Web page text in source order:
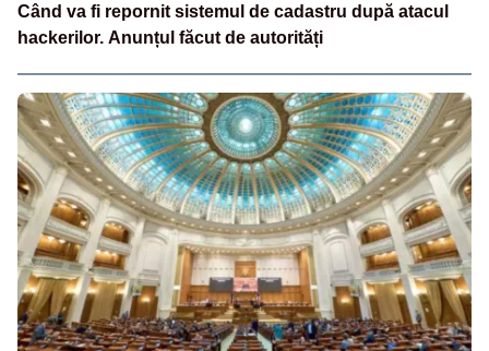
Când va fi repornit sistemul de cadastru după atacul
hackerilor. Anunțul făcut de autorități